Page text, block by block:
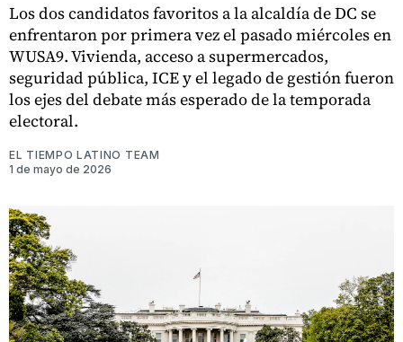
Los dos candidatos favoritos a la alcaldía de DC se
enfrentaron por primera vez el pasado miércoles en
WUSA9. Vivienda, acceso a supermercados,
seguridad pública, ICE y el legado de gestión fueron
los ejes del debate más esperado de la temporada
electoral.
EL TIEMPO LATINO TEAM
1 de mayo de 2026